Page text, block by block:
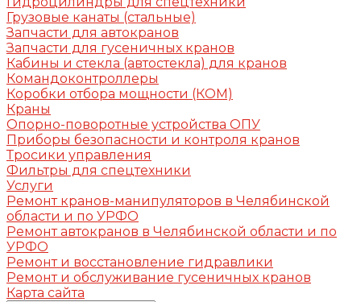
Грузовые канаты (стальные)
Запчасти для автокранов
Запчасти для гусеничных кранов
Кабины и стекла (автостекла) для кранов
Командоконтроллеры
Коробки отбора мощности (КОМ)
Краны
Опорно-поворотные устройства ОПУ
Приборы безопасности и контроля кранов
Тросики управления
Фильтры для спецтехники
Услуги
Ремонт кранов-манипуляторов в Челябинской
области и по УРФО
Ремонт автокранов в Челябинской области и по
УРФО
Ремонт и восстановление гидравлики
Ремонт и обслуживание гусеничных кранов
Карта сайта